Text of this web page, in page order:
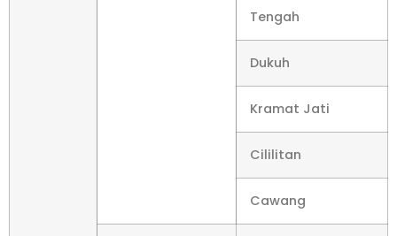
Tengah
Dukuh
Kramat Jati
Cililitan
Cawang